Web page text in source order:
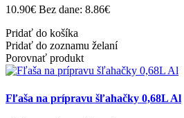
10.90€ Bez dane: 8.86€
Pridať do košíka
Pridať do zoznamu želaní
Porovnať produkt
Fľaša na prípravu šľahačky 0,68L Al